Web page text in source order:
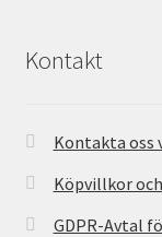
Kontakt
Kontakta oss
Köpvillkor
GDPR-Avtal